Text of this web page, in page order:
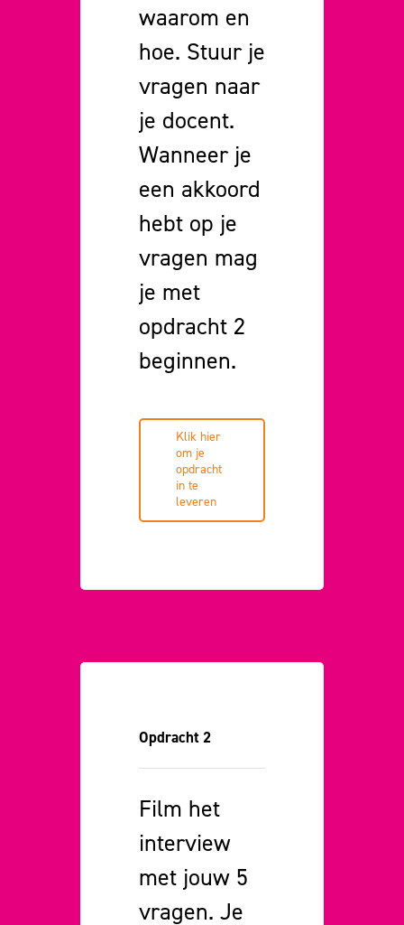
waarom en
hoe. Stuur je
vragen naar
je docent.
Wanneer je
een akkoord
hebt op je
vragen mag
je met
opdracht 2
beginnen.
Klik hier
om je
opdracht
in te
leveren
Opdracht 2
Film het
interview
met jouw 5
vragen. Je